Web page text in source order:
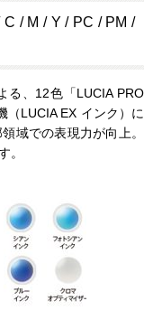
/ M / Y / PC / PM /
る、12色「LUCIA PRO
（LUCIA EX インク）に
域での表現力が向上。
。